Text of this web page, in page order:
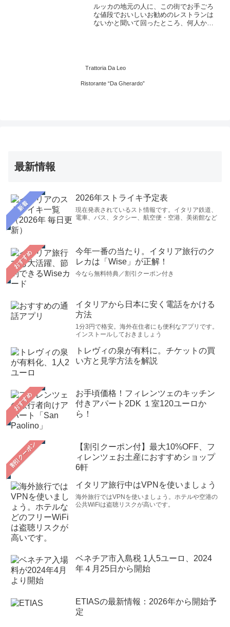
ルッカの地元の人に、この街でお手ごろ
な値段でおいしいお勧めのレストランは
ないかと聞いて回ったところ、何人かの
ります。
Trattoria Da Leo
Ristorante “Da Gherardo”
最新情報
新着
2026年ストライキ予定表
現在発表されているスト情報です。イタリア鉄道、
電車、バス、タクシー、航空便・空港、美術館など
おすすめ
今年一番の当たり。イタリア旅行のク
レカは「Wise」が正解！
今なら無料特典／割引クーポン付き
イタリアから日本に安く電話をかける
方法
1分3円で格安。海外在住者にも便利なアプリです。
インストールしておきましょう
トレヴィの泉が有料に。チケットの買
い方と見学方法を解説
おすすめ
お手頃価格！フィレンツェのキッチン
付きアパート2DK １室120ユーロか
ら！
【割引クーポン付】最大10%OFF、フ
ィレンツェお土産におすすめショップ
6軒
イタリア旅行中はVPNを使いましょう
海外旅行ではVPNを使いましょう。ホテルや空港の
公共WiFiは盗聴リスクが高いです。
ベネチア市入島税 1人5ユーロ、2024
年４月25日から開始
ETIASの最新情報：2026年から開始予
定